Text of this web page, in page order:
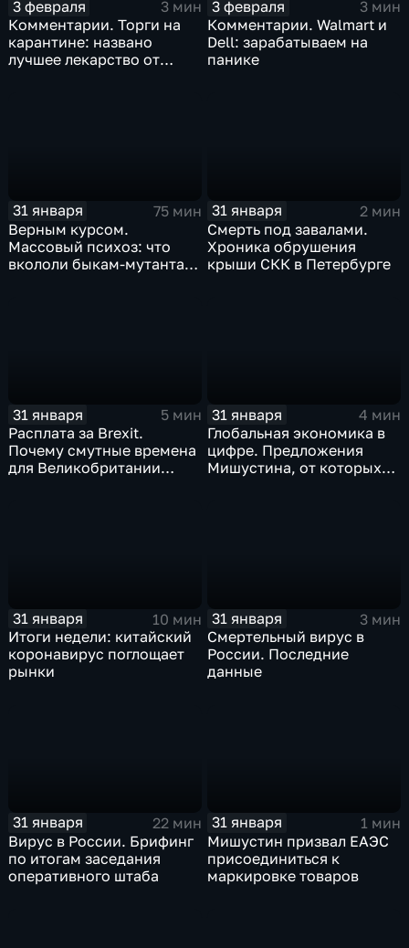
3 февраля
3 мин
Комментарии. Торги на
карантине: названо
лучшее лекарство от
3 февраля
3 мин
Комментарии. Walmart и
Dell: зарабатываем на
панике
31 января
75 мин
Верным курсом.
Массовый психоз: что
вкололи быкам-мутантам,
31 января
2 мин
Смерть под завалами.
Хроника обрушения
крыши СКК в Петербурге
31 января
5 мин
Расплата за Brexit.
Почему смутные времена
для Великобритании
31 января
4 мин
Глобальная экономика в
цифре. Предложения
Мишустина, от которых
31 января
10 мин
Итоги недели: китайский
коронавирус поглощает
рынки
31 января
3 мин
Смертельный вирус в
России. Последние
данные
31 января
22 мин
Вирус в России. Брифинг
по итогам заседания
оперативного штаба
31 января
1 мин
Мишустин призвал ЕАЭС
присоединиться к
маркировке товаров